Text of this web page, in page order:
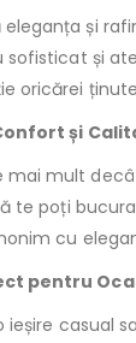
eleganța și
și
oricărei
și
mai mult
te poți
cu
pentru
casual